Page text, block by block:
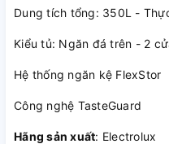
Dung tích tổng: 350L -
Kiểu tủ: Ngăn đá trên - 2
Hệ thống ngăn kệ FlexStor
Công nghệ TasteGuard
Hãng sản xuất: Electrolux